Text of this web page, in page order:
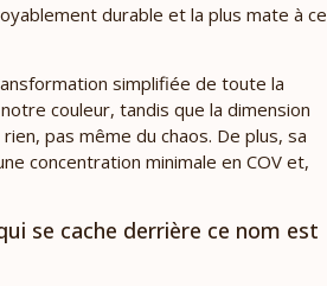
durable et la plus mate à ce
simplifiée de toute la
couleur, tandis que la dimension
pas même du chaos. De plus, sa
concentration minimale en COV et,
se cache derrière ce nom est